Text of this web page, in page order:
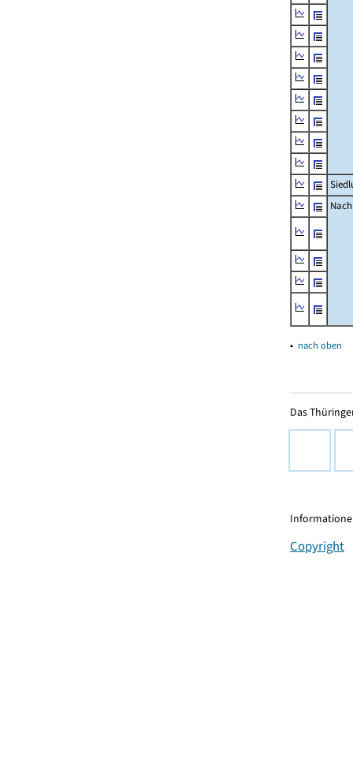
▴ nach oben
Das
Copyright